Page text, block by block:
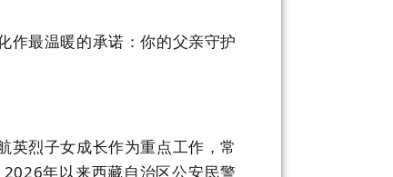
作最温暖的承诺：你的父亲守护
英烈子女成长作为重点工作，常
2026年以来西藏自治区公安民警